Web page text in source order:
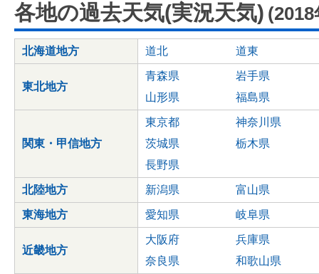
各地の過去天気(実況天気)
北海道地方 道北 道東
東北地方
青森県
岩手県
山形県
福島県
関東・甲信地方
東京都
神奈川県
茨城県
栃木県
長野県
北陸地方 新潟県 富山県
東海地方 愛知県 岐阜県
近畿地方
大阪府
兵庫県
奈良県
和歌山県